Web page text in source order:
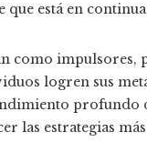
que está en
como
logren sus
profundo
las estrategias